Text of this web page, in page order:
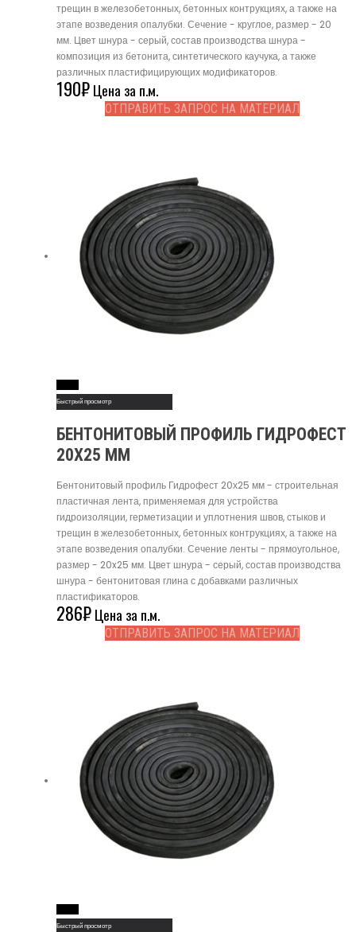
трещин в железобетонных, бетонных контрукциях, а также на
этапе возведения опалубки. Сечение - круглое, размер - 20
мм. Цвет шнура - серый, состав производства шнура -
композиция из бетонита, синтетического каучука, а также
различных пластифицирующих модификаторов.
190₽Цена за п.м.
ОТПРАВИТЬ ЗАПРОС НА МАТЕРИАЛ
Быстрый просмотр
БЕНТОНИТОВЫЙ ПРОФИЛЬ ГИДРОФЕСТ
20Х25 ММ
Бентонитовый профиль Гидрофест 20х25 мм - строительная
пластичная лента, применяемая для устройства
гидроизоляции, герметизации и уплотнения швов, стыков и
трещин в железобетонных, бетонных контрукциях, а также на
этапе возведения опалубки. Сечение ленты - прямоугольное,
размер - 20x25 мм. Цвет шнура - серый, состав производства
шнура - бентонитовая глина с добавками различных
пластификаторов.
286₽Цена за п.м.
ОТПРАВИТЬ ЗАПРОС НА МАТЕРИАЛ
Быстрый просмотр